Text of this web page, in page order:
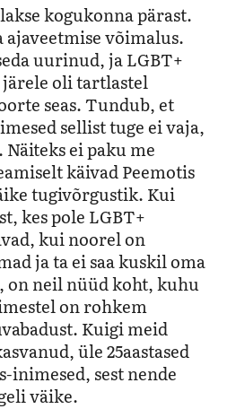
kogukonna pärast.
ajaveetmise võimalus.
uurinud, ja LGBT+
oli tartlastel
seas. Tundub, et
sellist tuge ei vaja,
ei paku me
käivad Peemotis
tugivõrgustik. Kui
kes pole LGBT+
kui noorel on
ja ta ei saa kuskil oma
on neil nüüd koht, kuhu
on rohkem
Kuigi meid
üle 25aastased
sest nende
väike.